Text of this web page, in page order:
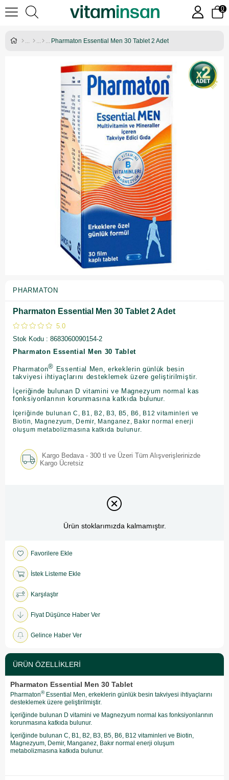
0
Pharmaton Essential Men 30 Tablet 2 Adet
PHARMATON
Pharmaton Essential Men 30 Tablet 2 Adet
5.0
Stok Kodu
8683060090154-2
Pharmaton Essential Men 30 Tablet
Pharmaton® Essential Men, erkeklerin günlük besin
takviyesi ihtiyaçlarını desteklemek üzere geliştirilmiştir.
İçeriğinde bulunan D vitamini ve Magnezyum normal kas
fonksiyonlarının korunmasına katkıda bulunur.
İçeriğinde bulunan C, B1, B2, B3, B5, B6, B12 vitaminleri ve
Biotin, Magnezyum, Demir, Manganez, Bakır normal enerji
oluşum metabolizmasına katkıda bulunur.
Kargo Bedava - 300 tl ve Üzeri Tüm Alışverişlerinizde
Kargo Ücretsiz
Ürün stoklarımızda kalmamıştır.
Favorilere Ekle
İstek Listeme Ekle
Karşılaştır
Fiyat Düşünce Haber Ver
Gelince Haber Ver
ÜRÜN ÖZELLIKLERI
Pharmaton Essential Men 30 Tablet
Pharmaton®Essential Men, erkeklerin günlük besin takviyesi ihtiyaçlarını
desteklemek üzere geliştirilmiştir.
İçeriğinde bulunan D vitamini ve Magnezyum normal kas fonksiyonlarının
korunmasına katkıda bulunur.
İçeriğinde bulunan C, B1, B2, B3, B5, B6, B12 vitaminleri ve Biotin,
Magnezyum, Demir, Manganez, Bakır normal enerji oluşum
metabolizmasına katkıda bulunur.